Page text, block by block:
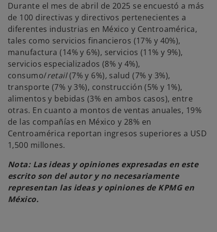
Durante el mes de abril de 2025 se encuestó a más
de 100 directivas y directivos pertenecientes a
diferentes industrias en México y Centroamérica,
tales como servicios financieros (17% y 40%),
manufactura (14% y 6%), servicios (11% y 9%),
servicios especializados (8% y 4%),
consumo/retail(7% y 6%), salud (7% y 3%),
transporte (7% y 3%), construcción (5% y 1%),
alimentos y bebidas (3% en ambos casos), entre
otras. En cuanto a montos de ventas anuales, 19%
de las compañías en México y 28% en
Centroamérica reportan ingresos superiores a USD
1,500 millones.
Nota: Las ideas y opiniones expresadas en este
escrito son del autor y no necesariamente
representan las ideas y opiniones de KPMG en
México.